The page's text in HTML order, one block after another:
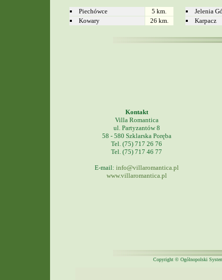
Piechówce 5 km.
Jelenia
Kowary
26 km. Karpacz
Kontakt
Villa Romantica
ul. Partyzantów 8
58 - 580 Szklarska Poręba
Tel. (75) 717 26 76
Tel. (75) 717 46 77
E-mail: info@villaromantica.pl
www.villaromantica.pl
Copyright © Ogólnopolski